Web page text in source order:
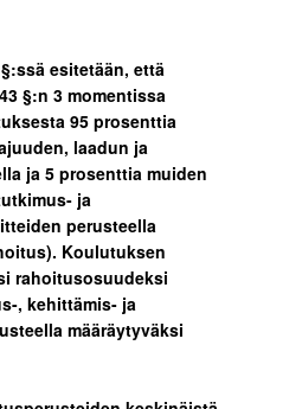
esitetään, että
§:n 3 momentissa
95 prosenttia
laadun ja
ja 5 prosenttia muiden
ja
perusteella
Koulutuksen
rahoitusosuudeksi
, kehittämis- ja
määräytyväksi